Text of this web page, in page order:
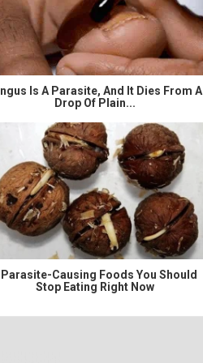
Is A Parasite, And It Dies From A
Drop Of Plain...
Causing Foods You Should
Stop Eating Right Now